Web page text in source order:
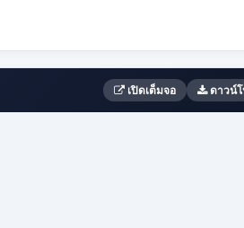
เปิดเต็มจอ ดาวน์